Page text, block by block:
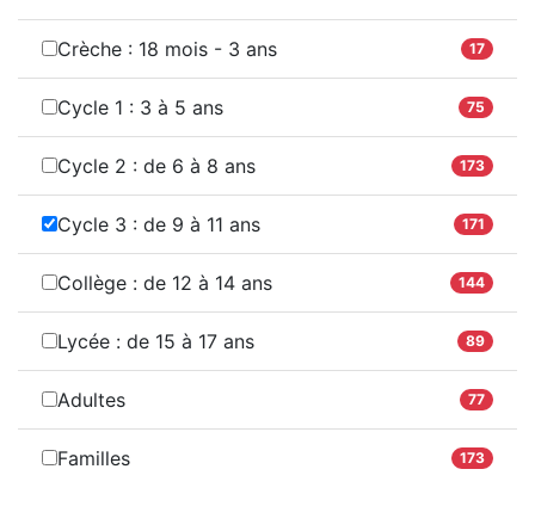
Crèche : 18 mois - 3 ans 17
Cycle 1 : 3 à 5 ans 75
Cycle 2 : de 6 à 8 ans 173
Cycle 3 : de 9 à 11 ans 171
Collège : de 12 à 14 ans 144
Lycée : de 15 à 17 ans 89
Adultes 77
Familles 173